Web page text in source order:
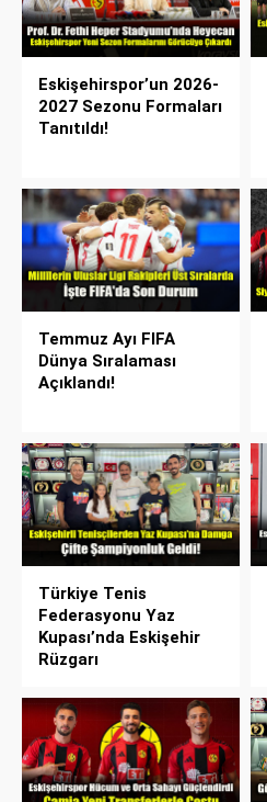
Eskişehirspor’un 2026-
2027 Sezonu Formaları
Tanıtıldı!
Temmuz Ayı FIFA
Dünya Sıralaması
Açıklandı!
Türkiye Tenis
Federasyonu Yaz
Kupası’nda Eskişehir
Rüzgarı